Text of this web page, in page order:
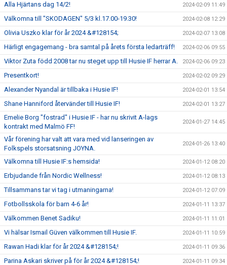
Alla Hjärtans dag 14/2! 2024-02-09 11:49
Välkomna till "SKODAGEN" 5/3 kl.17.00-19.30! 2024-02-08 12:29
Olivia Uszko klar för år 2024 &#128154; 2024-02-07 13:08
Härligt engagemang - bra samtal på årets första ledarträff! 2024-02-06 09:55
Viktor Zuta född 2008 tar nu steget upp till Husie IF herrar A. 2024-02-06 09:23
Presentkort! 2024-02-02 09:29
Alexander Nyandal är tillbaka i Husie IF! 2024-02-01 13:54
Shane Hanniford återvänder till Husie IF! 2024-02-01 13:27
Emelie Borg "fostrad" i Husie IF - har nu skrivit A-lags
kontrakt med Malmö FF!
2024-01-27 14:45
Vår förening har valt att vara med vid lanseringen av
Folkspels storsatsning JOYNA.
2024-01-26 13:40
Välkomna till Husie IF:s hemsida! 2024-01-12 08:20
Erbjudande från Nordic Wellness! 2024-01-12 08:13
Tillsammans tar vi tag i utmaningarna! 2024-01-12 07:09
Fotbollsskola för barn 4-6 år! 2024-01-11 13:37
Välkommen Benet Sadiku! 2024-01-11 11:01
Vi hälsar Ismail Güven välkommen till Husie IF. 2024-01-11 10:59
Rawan Hadi klar för år 2024 &#128154;! 2024-01-11 09:36
Parina Askari skriver på för år 2024 &#128154;! 2024-01-11 09:34